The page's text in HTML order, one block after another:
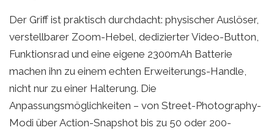
Der Griff ist praktisch durchdacht: physischer Auslöser,
verstellbarer Zoom-Hebel, dedizierter Video-Button,
Funktionsrad und eine eigene 2300mAh Batterie
machen ihn zu einem echten Erweiterungs-Handle,
nicht nur zu einer Halterung. Die
Anpassungsmöglichkeiten – von Street-Photography-
Modi über Action-Snapshot bis zu 50 oder 200-